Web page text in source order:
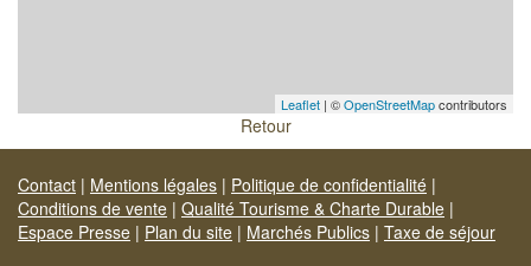
Leaflet | ©OpenStreetMapcontributors
Retour
Contact | Mentions légales | Politique de confidentialité |
Conditions de vente | Qualité Tourisme & Charte Durable |
Espace Presse | Plan du site | Marchés Publics | Taxe de séjour